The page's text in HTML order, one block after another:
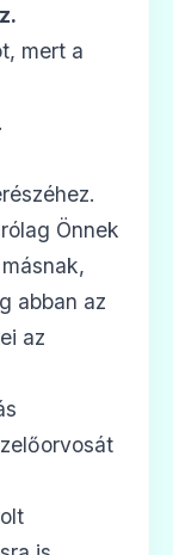
mert a
Önnek
abban az
az